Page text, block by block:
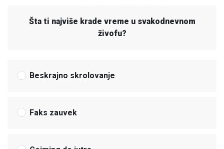
Šta ti najviše krade vreme u svakodnevnom
živofu?
Beskrajno skrolovanje
Faks zauvek